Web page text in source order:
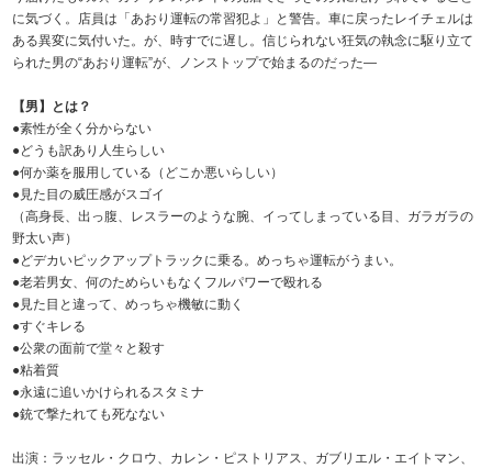
に気づく。店員は「あおり運転の常習犯よ」と警告。車に戻ったレイチェルは
ある異変に気付いた。が、時すでに遅し。信じられない狂気の執念に駆り立て
られた男の“あおり運転”が、ノンストップで始まるのだった―
【男】とは？
●素性が全く分からない
●どうも訳あり人生らしい
●何か薬を服用している（どこか悪いらしい）
●見た目の威圧感がスゴイ
（高身長、出っ腹、レスラーのような腕、イってしまっている目、ガラガラの
野太い声）
●どデカいピックアップトラックに乗る。めっちゃ運転がうまい。
●老若男女、何のためらいもなくフルパワーで殴れる
●見た目と違って、めっちゃ機敏に動く
●すぐキレる
●公衆の面前で堂々と殺す
●粘着質
●永遠に追いかけられるスタミナ
●銃で撃たれても死なない
出演：ラッセル・クロウ、カレン・ピストリアス、ガブリエル・エイトマン、